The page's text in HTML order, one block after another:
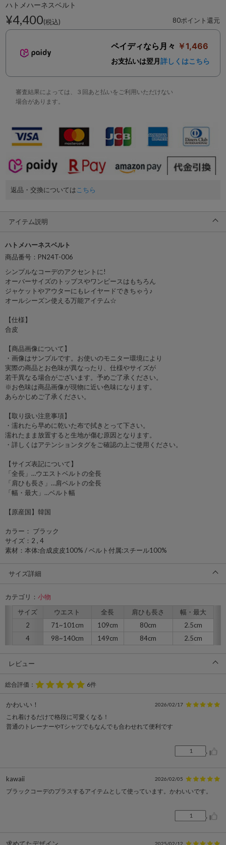
ハトメハーネスベルト
¥4,400(税込) 80ポイント還元
ペイディなら月々 ￥1,466
お支払いは翌月 詳しくはこちら
審査結果によっては、３回あと払いをご利用いただけない
場合があります。
返品・交換についてはこちら
アイテム説明
ハトメハーネスベルト
商品番号：PN24T-006
シンプルなコーデのアクセントに!
オーバーサイズのトップスやワンピースはもちろん
ジャケットやアウターにもレイヤードできちゃう♪
オールシーズン使える万能アイテム☆
【仕様】
合皮
【商品画像について】
・画像はサンプルです。お使いのモニター環境により
実際の商品とお色味が異なったり、仕様やサイズが
若干異なる場合がございます。予めご了承ください。
※お色味は商品画像が現物に近い色味になります。
あらかじめご了承ください。
【取り扱い注意事項】
・濡れたら早めに乾いた布で拭きとって下さい。
濡れたまま放置すると生地が傷む原因となります。
・詳しくはアテンションタグをご確認の上ご使用ください。
【サイズ表記について】
「全長」…ウエストベルトの全長
「肩ひも長さ」…肩ベルトの全長
「幅・最大」…ベルト幅
【原産国】韓国
カラー： ブラック
サイズ：2 , 4
素材：本体:合成皮皮100% / ベルト付属:スチール100%
サイズ詳細
カテゴリ： 小物
サイズ
ウエスト 全長 肩ひも長さ
幅・最大
2
71~101cm 109cm 80cm
2.5cm
4
98~140cm 149cm 84cm 2.5cm
レビュー
総合評価： 6件
かわいい！ 2026/02/17
これ着けるだけで格段に可愛くなる！
普通のトレーナーやTシャツでもなんでも合わせれて便利です
1
kawaii 2026/02/05
ブラックコーデのプラスするアイテムとして使っています。かわいいです。
1
2025/02/12